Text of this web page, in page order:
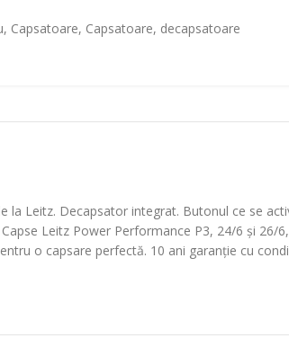
, Capsatoare, Capsatoare, decapsatoare
la Leitz. Decapsator integrat. Butonul ce se
Leitz Power Performance P3, 24/6 și 26/6,
o capsare perfectă. 10 ani garanție cu